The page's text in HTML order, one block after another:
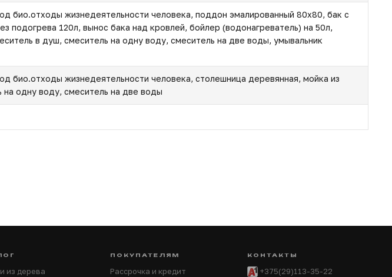
био.отходы жизнедеятельности человека, поддон эмалированный 80х80, бак с
подогрева 120л, вынос бака над кровлей, бойлер (водонагреватель) на 50л,
в душ, смеситель на одну воду, смеситель на две воды, умывальник
био.отходы жизнедеятельности человека, столешница деревянная, мойка из
одну воду, смеситель на две воды
из дерева
ПОКУПАТЕЛЯМ
Рассрочка и кредит
КОНТАКТЫ
+375(29)113-35-22